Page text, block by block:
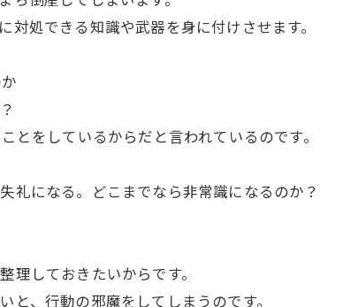
処できる知識や武器を身に付けさせます。
をしているからだと言われているのです。
礼になる。どこまでなら非常識になるのか？
理しておきたいからです。
、行動の邪魔をしてしまうのです。